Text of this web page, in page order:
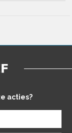
acties?